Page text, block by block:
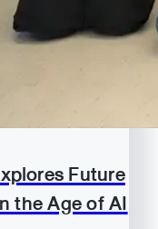
Future
the Age of AI